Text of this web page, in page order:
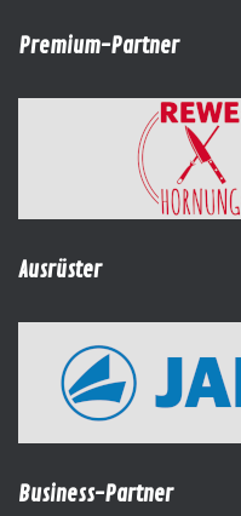
Premium-Partner
Ausrüster
Business-Partner